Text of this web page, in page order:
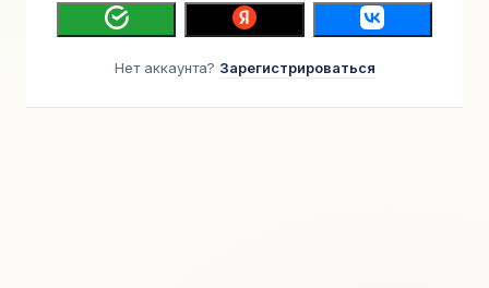
Нет аккаунта? Зарегистрироваться